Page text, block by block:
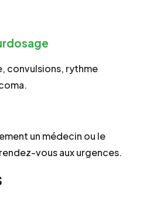
convulsions, rythme
un médecin ou le
vous aux urgences.